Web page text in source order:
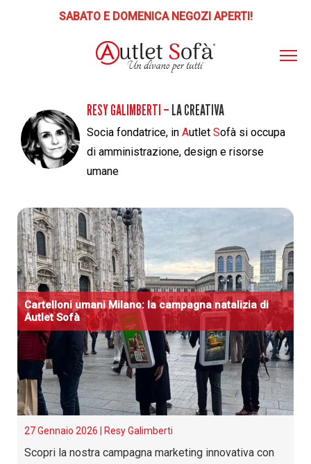
SABATO E DOMENICA NEGOZI APERTI!
📣 SCONTI E PROMOZIONI
PRODOTTI
POLTRONE RELAX
LETTI-MATERASSI
Letti, Reti, Materassi, Guanciali
DIVANI
Divani, Poltrone
PUNTI VENDITA
BLOG
CONTATTI
RESY GALIMBERTI – LA CREATIVA
Socia fondatrice, inAutletSofà si occupa
di amministrazione, design e risorse
umane
Cartelloni umani Milano: la campagna natalizia di
AutletSofà
27 Gennaio 2026 | Resy Galimberti
Scopri la nostra campagna marketing innovativa con